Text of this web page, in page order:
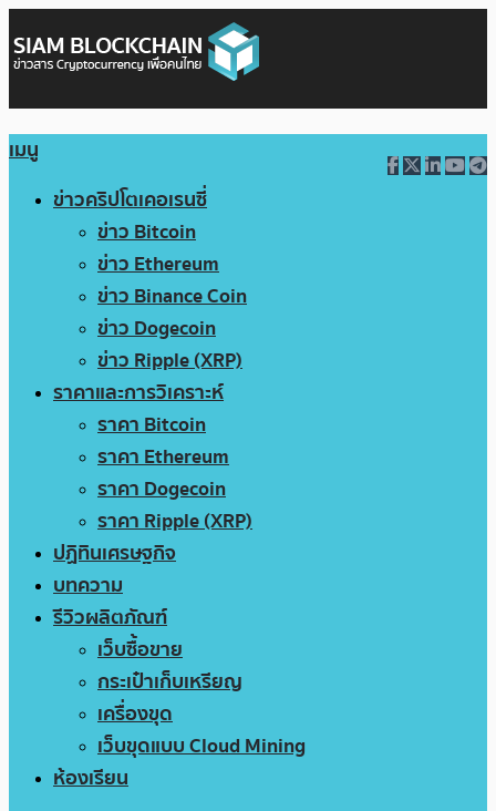
เมนู
ข่าวคริปโตเคอเรนซี่
ข่าว Bitcoin
ข่าว Ethereum
ข่าว Binance Coin
ข่าว Dogecoin
ข่าว Ripple (XRP)
ราคาและการวิเคราะห์
ราคา Bitcoin
ราคา Ethereum
ราคา Dogecoin
ราคา Ripple (XRP)
ปฏิทินเศรษฐกิจ
บทความ
รีวิวผลิตภัณฑ์
เว็บซื้อขาย
กระเป๋าเก็บเหรียญ
เครื่องขุด
เว็บขุดแบบ Cloud Mining
ห้องเรียน